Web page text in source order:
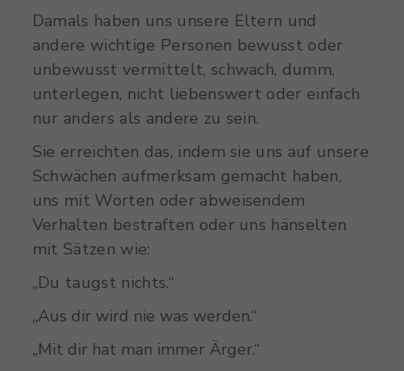
Damals haben uns unsere Eltern und
andere wichtige Personen bewusst oder
unbewusst vermittelt, schwach, dumm,
unterlegen, nicht liebenswert oder einfach
nur anders als andere zu sein.
Sie erreichten das, indem sie uns auf unsere
Schwächen aufmerksam gemacht haben,
uns mit Worten oder abweisendem
Verhalten bestraften oder uns hänselten
mit Sätzen wie:
„Du taugst nichts.“
„Aus dir wird nie was werden.“
„Mit dir hat man immer Ärger.“